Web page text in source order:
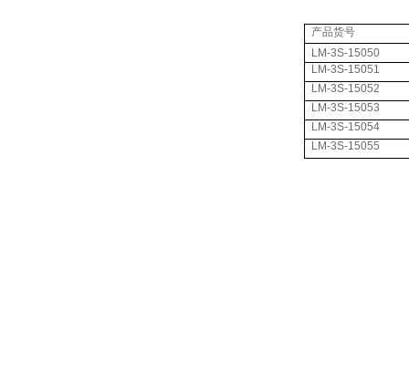
产品货号
LM-3S-15050
LM-3S-15051
LM-3S-15052
LM-3S-15053
LM-3S-15054
LM-3S-15055